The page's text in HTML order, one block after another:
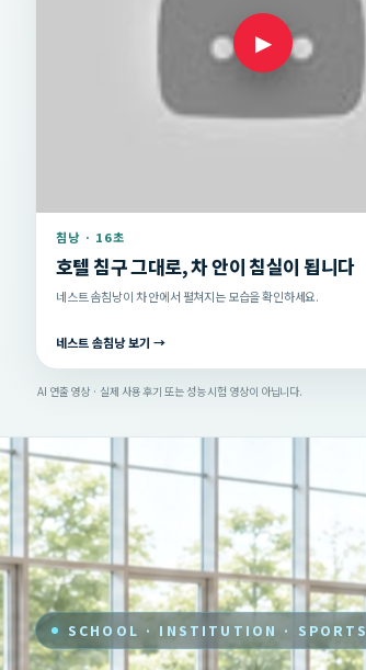
▶
침낭 · 16초
호텔 침구 그대로, 차 안이 침실이 됩니다
네스트 솜침낭이 차 안에서 펼쳐지는 모습을 확인하세요.
네스트 솜침낭 보기 →
AI 연출 영상 · 실제 사용 후기 또는 성능 시험 영상이 아닙니다.
SCHOOL · INSTITUTION · SPORTS